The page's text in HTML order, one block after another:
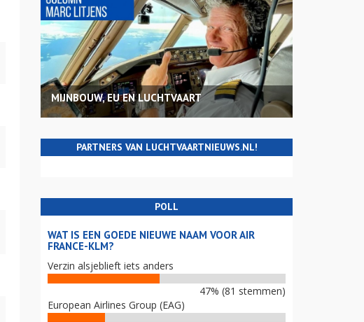
MIJNBOUW, EU EN LUCHTVAART
PARTNERS VAN LUCHTVAARTNIEUWS.NL!
POLL
WAT IS EEN GOEDE NIEUWE NAAM VOOR AIR
FRANCE-KLM?
Verzin alsjeblieft iets anders
47% (81 stemmen)
European Airlines Group (EAG)